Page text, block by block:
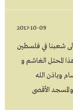
2017-10-09
شعبنا في فلسطين
المحتل الغاشم و
وباذن الله
الأقصى